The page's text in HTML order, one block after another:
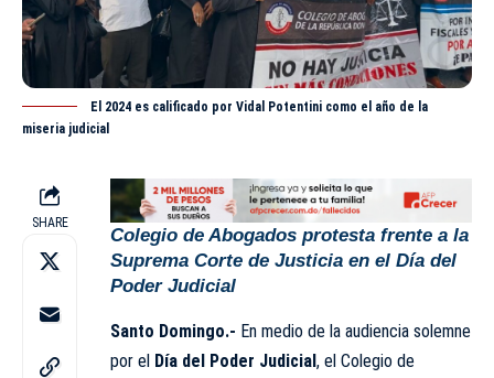
El 2024 es calificado por Vidal Potentini como el año de la
miseria judicial
SHARE
Colegio de Abogados protesta frente a la
Suprema Corte de Justicia en el Día del
Poder Judicial
Santo Domingo.- En medio de la audiencia solemne
por el Día del Poder Judicial, el Colegio de